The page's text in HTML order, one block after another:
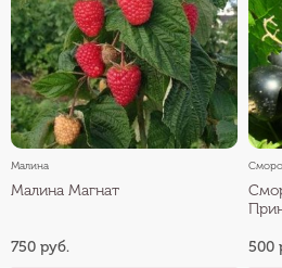
Малина
Малина Магнат
750 руб. 500